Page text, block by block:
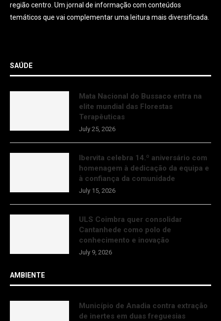
região centro. Um jornal de informação com conteúdos
temáticos que vai complementar uma leitura mais diversificada.
SAÚDE
Mata Nacional do Bussaco entra na
elite mundial das Florestas
Terapêuticas
July 25, 2026
Ibervita celebra 14.º aniversário com
homenagem à dedicação da equipa e
à confiança da comunidade
July 15, 2026
ULS Coimbra quer consolidar
Cantanhede como polo de
conhecimento e inovação
July 9, 2026
AMBIENTE
Município de Anadia contra extração
de inertes em duas freguesias